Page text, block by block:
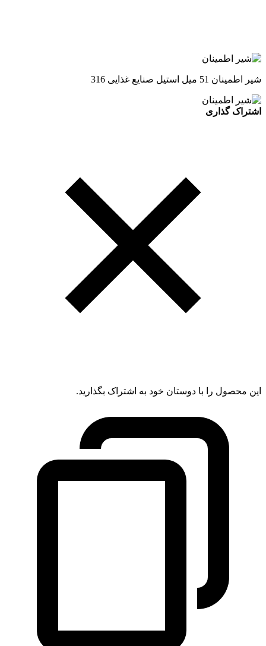
شیر اطمینان 51 میل استیل صنایع غذایی 316
اشتراک گذاری
این محصول را با دوستان خود به اشتراک بگذارید.